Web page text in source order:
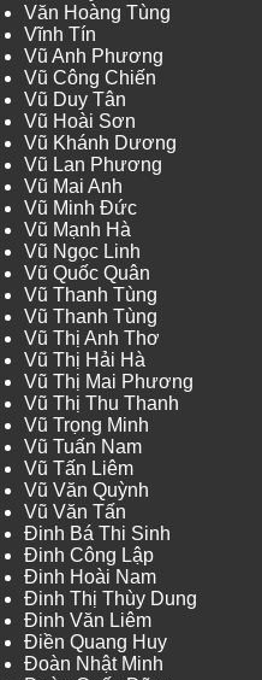
Văn Hoàng Tùng
Vĩnh Tín
Vũ Anh Phương
Vũ Công Chiến
Vũ Duy Tân
Vũ Hoài Sơn
Vũ Khánh Dương
Vũ Lan Phương
Vũ Mai Anh
Vũ Minh Đức
Vũ Mạnh Hà
Vũ Ngọc Linh
Vũ Quốc Quân
Vũ Thanh Tùng
Vũ Thanh Tùng
Vũ Thị Anh Thơ
Vũ Thị Hải Hà
Vũ Thị Mai Phương
Vũ Thị Thu Thanh
Vũ Trọng Minh
Vũ Tuấn Nam
Vũ Tấn Liêm
Vũ Văn Quỳnh
Vũ Văn Tấn
Đinh Bá Thi Sinh
Đinh Công Lập
Đinh Hoài Nam
Đinh Thị Thùy Dung
Đinh Văn Liêm
Điền Quang Huy
Đoàn Nhật Minh